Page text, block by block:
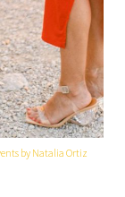
by Natalia Ortiz